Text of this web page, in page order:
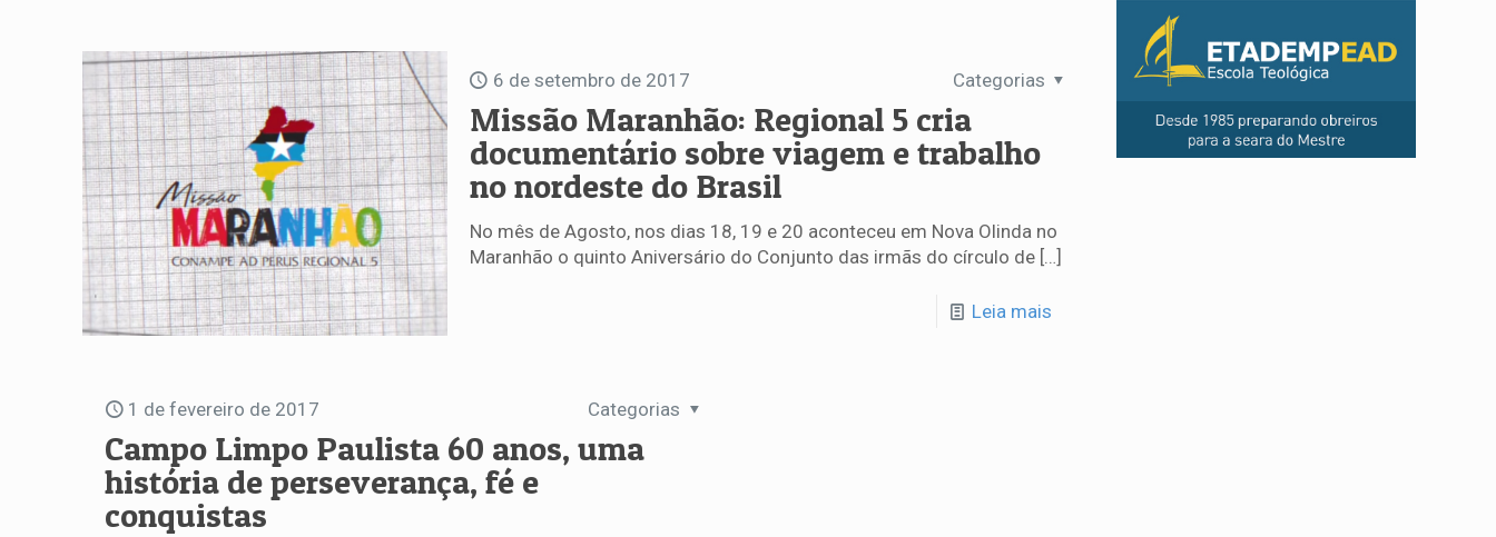
6 de setembro de 2017 Categorias
Missão Maranhão: Regional 5 cria
documentário sobre viagem e trabalho
no nordeste do Brasil
No mês de Agosto, nos dias 18, 19 e 20 aconteceu em Nova Olinda no
Maranhão o quinto Aniversário do Conjunto das irmãs do círculo de[…]
Leia mais
1 de fevereiro de 2017 Categorias
Campo Limpo Paulista 60 anos, uma
história de perseverança, fé e
conquistas